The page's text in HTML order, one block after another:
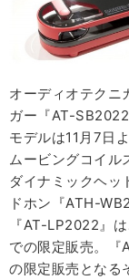
オーディオテクニ
ガー『AT-
モデルは11月7日
ムービングコイル
ダイナミックヘ
ドホン『ATH-
『AT-LP2022』
での限定販売。『
の限定販売とな